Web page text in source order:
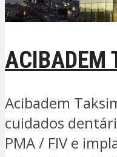
ACIBADEM
Acibadem
cuidados
PMA / FIV e